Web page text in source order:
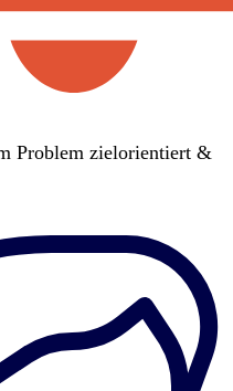
Problem zielorientiert &